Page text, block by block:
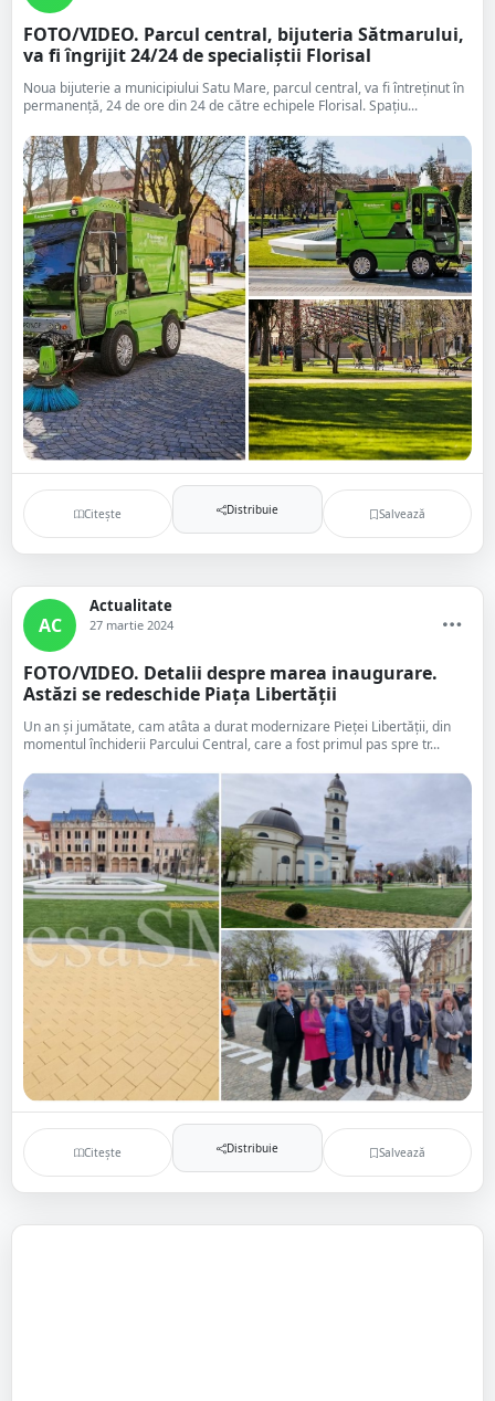
FOTO/VIDEO. Parcul central, bijuteria Sătmarului,
va fi îngrijit 24/24 de specialiștii Florisal
Noua bijuterie a municipiului Satu Mare, parcul central, va fi întreținut în
permanență, 24 de ore din 24 de către echipele Florisal. Spațiu...
Citește Distribuie Salvează
AC
Actualitate
27 martie 2024
FOTO/VIDEO. Detalii despre marea inaugurare.
Astăzi se redeschide Piața Libertății
Un an și jumătate, cam atâta a durat modernizare Pieței Libertății, din
momentul închiderii Parcului Central, care a fost primul pas spre tr...
Citește Distribuie Salvează